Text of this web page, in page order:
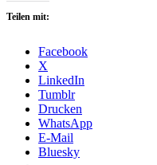
Teilen mit:
Facebook
X
LinkedIn
Tumblr
Drucken
WhatsApp
E-Mail
Bluesky